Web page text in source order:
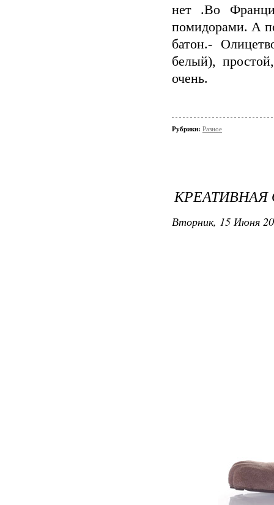
нет .Во
помидорами. А
батон.-
белый),
очень.
Рубрики: Разное
КРЕАТИВНАЯ
Вторник, 15 Июня